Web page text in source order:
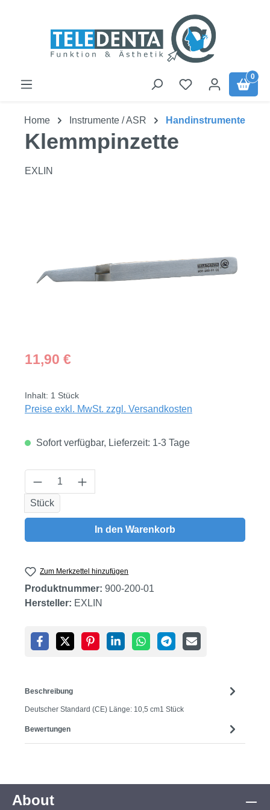
0
Home Instrumente / ASR Handinstrumente
Klemmpinzette
EXLIN
Regulärer Preis:
11,90 €
Inhalt: 1 Stück
Preise exkl. MwSt. zzgl. Versandkosten
Sofort verfügbar, Lieferzeit: 1-3 Tage
Produkt Anzahl: Gib den gewünschten
Stück
In den Warenkorb
Zum Merkzettel hinzufügen
Produktnummer: 900-200-01
Hersteller: EXLIN
Beschreibung
Deutscher Standard (CE) Länge: 10,5 cm1 Stück
Bewertungen
About